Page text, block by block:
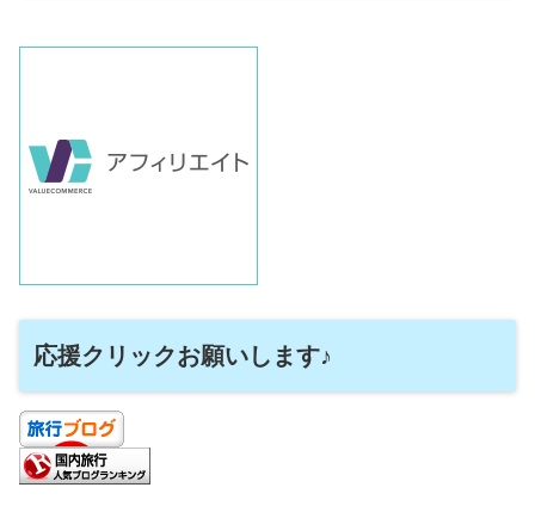
応援クリックお願いします♪